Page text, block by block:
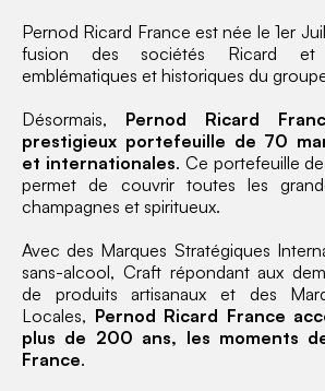
Pernod Ricard France est née le 1er
fusion des sociétés Ricard et
emblématiques et historiques du
Désormais, Pernod Ricard
prestigieux portefeuille de 70
et internationales. Ce portefeuille
permet de couvrir toutes les
champagnes et spiritueux.
Avec des Marques Stratégiques
sans-alcool, Craft répondant aux
de produits artisanaux et des
Locales, Pernod Ricard France
plus de 200 ans, les moments
France.